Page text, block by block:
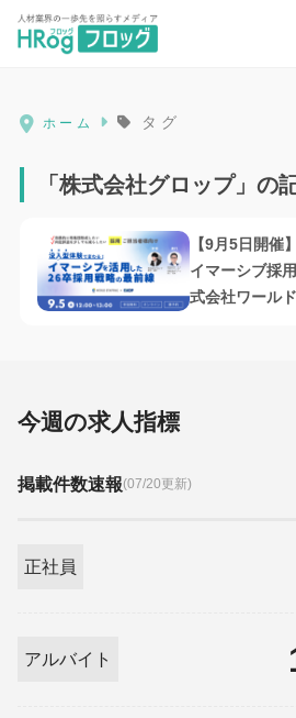
HRog | 人材業界の一歩
ホーム タグ
「株式会社グロップ」の
【9月5日開催
イマーシブ採
式会社ワール
今週の求人指標
掲載件数速報(07/20更新)
正社員
アルバイト